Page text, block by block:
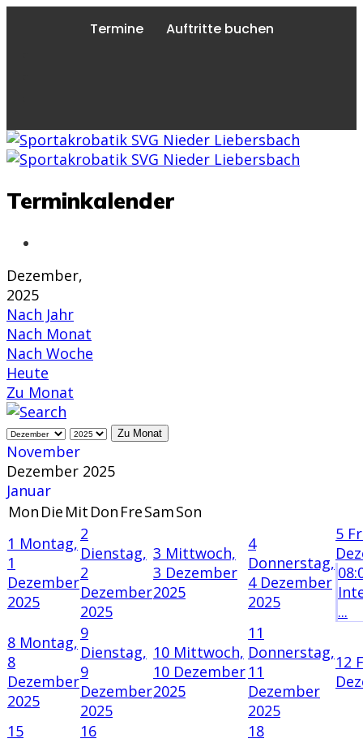
Termine Auftritte buchen
Terminkalender
Dezember,
2025
Nach Jahr
Nach Monat
Nach Woche
Heute
Zu Monat
Zu Monat
November
Dezember 2025
Januar
Mon Die Mit Don FreSamSon
1 Montag,
1
Dezember
2025
2
Dienstag,
2
Dezember
2025
3 Mittwoch,
3 Dezember
2025
4
Donnerstag,
4 Dezember
2025
5
...
8 Montag,
8
Dezember
2025
9
Dienstag,
9
Dezember
2025
10 Mittwoch,
10 Dezember
2025
11
Donnerstag,
11
Dezember
2025
12
15
16
18